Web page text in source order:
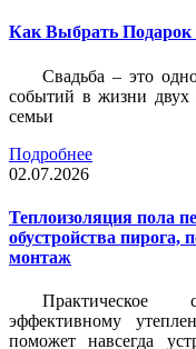
Как Выбрать Подарок
Свадьба – это
событий в жизни двух
семьи
Подробнее
02.07.2026
Теплоизоляция пола
обустройства
монтаж
Практическое
эффективному
поможет навсегда